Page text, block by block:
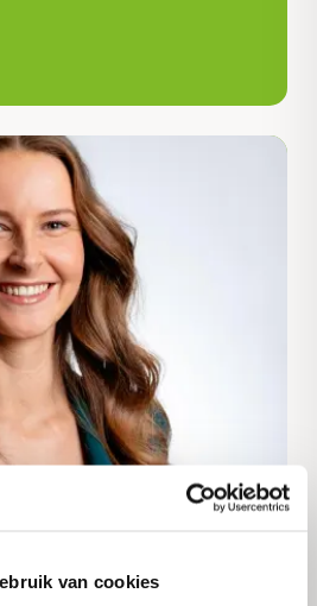
van cookies